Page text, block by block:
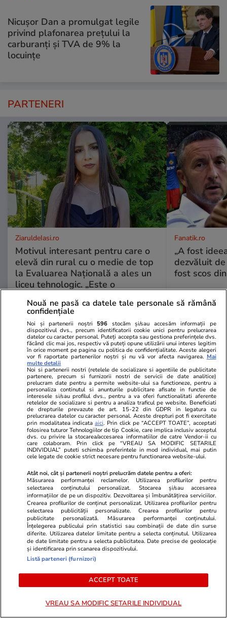
Nicușor Dan a promulgat legile
privind plafonarea prețului la
carburanți și TVA de 9% la
locuințe
PARTENERI
ZiaruldeIasi.ro
Motivul interesant pentru care o
elevă din rural cu o medie de top
la Evaluarea Națională a ales un
liceu tehnologic. „Este o
Fanatik.ro
„A fost
dezvăluit
fost scos
ULTIMELE ȘTIRI
Știri România
Am verificat cum economisesc energie
instituțiile publice. Doar trei au stins luminile
pe timpul nopții
Stiri Mondene 17:21
Cum au reacționat fanii când au aflat ce boală
„Încearcă să strângă și ea fonduri”
Politică 17:17
România riscă să piardă 4 miliarde de euro din
PNRR după un vot în Senat. De ce sunt
contestate modificările la legea decarbonizării
Știri Externe 17:08
SUA și Iranul sunt aproape de un acord pentru
Nouă ne pasă ca datele tale personale să rămână
confidențiale
Noi și partenerii noștri 596 stocăm și/sau accesăm informații pe
dispozitivul dvs., precum identificatorii cookie unici pentru prelucrarea
datelor cu caracter personal. Puteți accepta sau gestiona preferințele dvs.
făcând clic mai jos, respectiv vă puteți opune utilizării unui interes legitim
în orice moment pe pagina cu politica de confidențialitate. Aceste alegeri
vor fi raportate partenerilor noștri și nu vă vor afecta navigarea. Mai
multe detalii
Noi si partenerii nostri (retelele de socializare si agentiile de publicitate
partenere, precum si furnizorii nostri de servicii de date analitice)
prelucram date pentru a permite website-ului sa functioneze, pentru a
personaliza continutul si anunturile publicitare afisate in functie de
interesele si/sau profilul dvs., pentru a va oferi functionalitati aferente
retelelor de socializare si pentru a analiza traficul pe website. Beneficiati
de drepturile prevazute de art. 15-22 din GDPR in legatura cu
prelucrarea datelor cu caracter personal. Aceste drepturi pot fi exercitate
prin modalitatea indicataaici. Prin click pe “ACCEPT TOATE”, acceptati
folosirea tuturor Tehnologiilor de tip Cookie, care implica inclusiv acceptul
dvs. cu privire la stocarea/accesarea informatiilor de catre Vendor-ii cu
care colaboram. Prin click pe “VREAU SA MODIFIC SETARILE
INDIVIDUAL” puteti schimba preferintele in mod individual, mai putin
cele legate de cookie strict necesare pentru functionarea website-ului.
Atât noi, cât și partenerii noștri prelucrăm datele pentru a oferi:
Măsurarea performanței reclamelor. Utilizarea profilurilor pentru
selectarea conținutului personalizat. Stocarea și/sau accesarea
informațiilor de pe un dispozitiv. Dezvoltarea și îmbunătățirea serviciilor.
Crearea profilurilor de conținut personalizat. Utilizarea profilurilor pentru
selectarea publicității personalizate. Crearea profilurilor pentru
publicitate personalizată. Măsurarea performanței conținutului.
Înțelegerea publicului prin statistici sau combinații de date din surse
diferite. Utilizarea datelor limitate pentru a selecta conținutul. Utilizarea
de date limitate pentru a selecta publicitatea. Date precise de geolocație
și identificarea prin scanarea dispozitivului.
Listă parteneri (furnizori)
ACCEPT TOATE
VREAU SA MODIFIC SETARILE INDIVIDUAL